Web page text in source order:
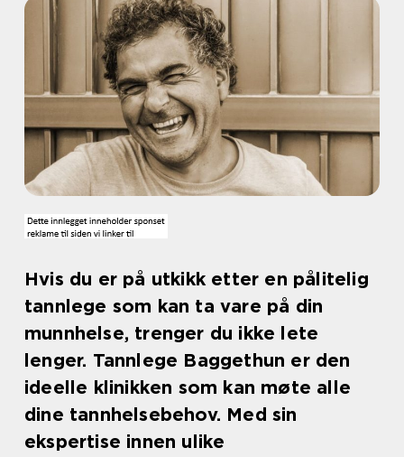
Hvis du er på utkikk etter en pålitelig
tannlege som kan ta vare på din
munnhelse, trenger du ikke lete
lenger. Tannlege Baggethun er den
ideelle klinikken som kan møte alle
dine tannhelsebehov. Med sin
ekspertise innen ulike